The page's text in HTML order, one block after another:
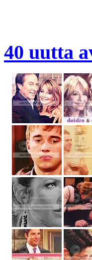
40 uutta